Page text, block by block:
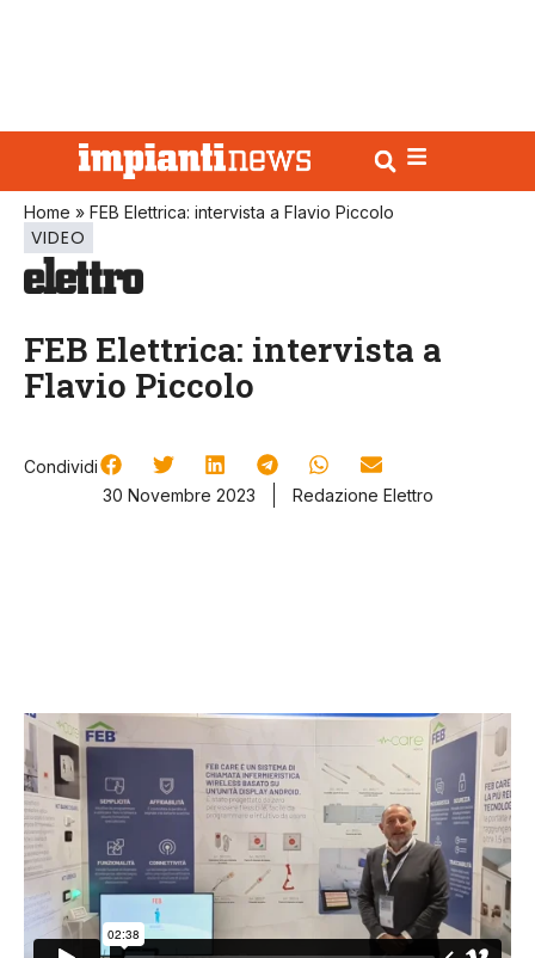
Home » FEB Elettrica: intervista a Flavio Piccolo
VIDEO
FEB Elettrica: intervista a
Flavio Piccolo
Condividi
30 Novembre 2023
Redazione Elettro